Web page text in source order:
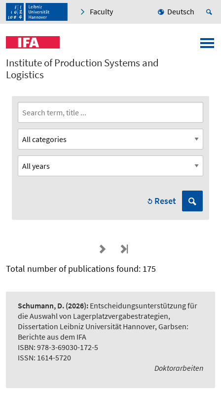
Faculty Deutsch
Institute of Production Systems and
Logistics
Reset
Total number of publications found: 175
Schumann, D. (2026): Entscheidungsunterstützung für
die Auswahl von Lagerplatzvergabestrategien,
Dissertation Leibniz Universität Hannover, Garbsen:
Berichte aus dem IFA
ISBN: 978-3-69030-172-5
ISSN: 1614-5720
Doktorarbeiten